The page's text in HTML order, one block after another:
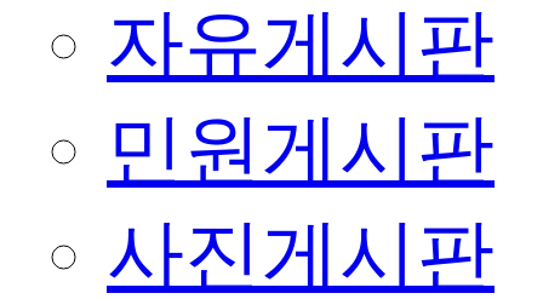
자유게시판
민원게시판
사진게시판